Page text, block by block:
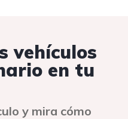
vehículos
en tu
y mira cómo